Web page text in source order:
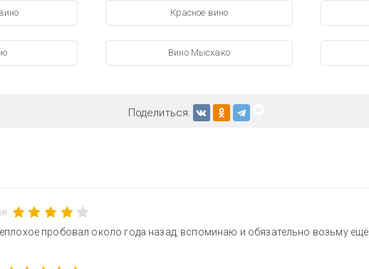
Красное вино
Вино Мысхако
Поделиться:
пробовал около года назад, вспоминаю и обязательно возьму ещё